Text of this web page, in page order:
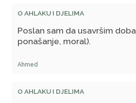
O AHLAKU I DJELIMA
Poslan sam da usavršim
ponašanje, moral).
Ahmed
O AHLAKU I DJELIMA